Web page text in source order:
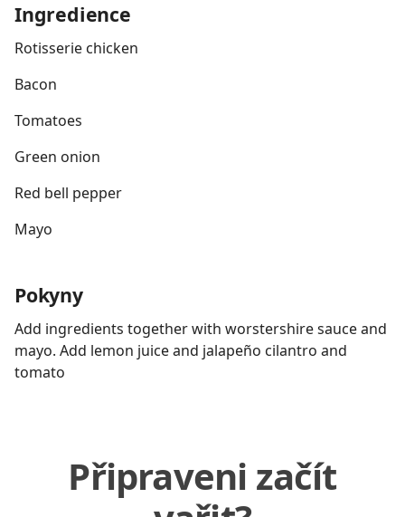
Ingredience
Rotisserie chicken
Bacon
Tomatoes
Green onion
Red bell pepper
Mayo
Pokyny
Add ingredients together with worstershire sauce and
mayo. Add lemon juice and jalapeño cilantro and
tomato
Připraveni začít